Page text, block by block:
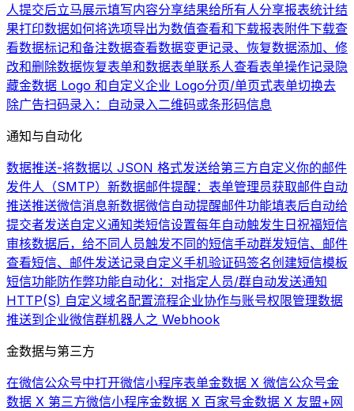
人提交后立马展示填写内容分享结果给所有人分享报表统计结
果打印数据如何将选项导出为数值查看和下载报表附件下载查
看数据标记和备注数据查看数据变更记录、恢复数据添加、修
改和删除数据恢复表单和数据表单联系人查看表单操作记录隐
藏金数据 Logo 和自定义企业 Logo分页/单页式表单切换去
除广告扫码录入：自动录入二维码或条形码信息
通知与自动化
数据推送-将数据以 JSON 格式发送给第三方自定义你的邮件
发件人（SMTP） 新数据邮件提醒：表单管理员获取邮件自动
推送推送微信消息新数据微信自动提醒邮件功能填表后自动给
提交者发送自定义通知类短信设置每年自动触发生日祝福短信
审核数据后，给不同人员触发不同的短信手动群发短信、邮件
查看短信、邮件发送记录自定义手机验证码签名创建短信模板
短信功能防作弊功能自动化：对指定人员/群自动发送通知
HTTP(S) 自定义域名配置流程企业协作与账号权限管理数据
推送到企业微信群机器人之 Webhook
金数据与第三方
在微信公众号中打开微信小程序表单金数据 X 微信公众号金
数据 X 第三方微信小程序金数据 X 百家号金数据 X 友盟+网